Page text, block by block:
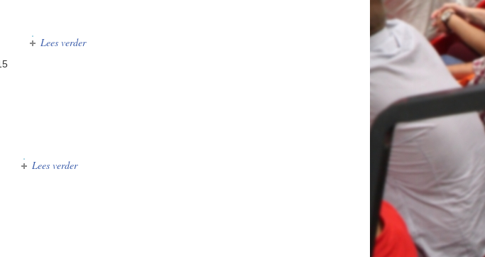
Lees verderover Internationaal jeugdtornooi Luik 2015
Lees verderover Junior & Cadet Open België 2015